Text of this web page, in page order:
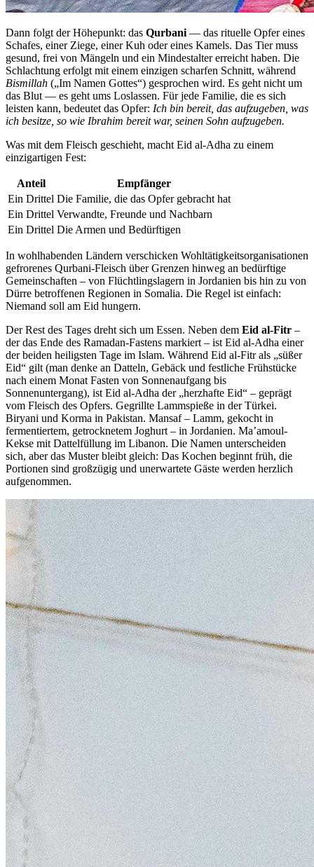
Dann folgt der Höhepunkt: das Qurbani — das rituelle Opfer eines
Schafes, einer Ziege, einer Kuh oder eines Kamels. Das Tier muss
gesund, frei von Mängeln und ein Mindestalter erreicht haben. Die
Schlachtung erfolgt mit einem einzigen scharfen Schnitt, während
Bismillah („Im Namen Gottes“) gesprochen wird. Es geht nicht um
das Blut — es geht ums Loslassen. Für jede Familie, die es sich
leisten kann, bedeutet das Opfer: Ich bin bereit, das aufzugeben, was
ich besitze, so wie Ibrahim bereit war, seinen Sohn aufzugeben.
Was mit dem Fleisch geschieht, macht Eid al-Adha zu einem
einzigartigen Fest:
Anteil
Empfänger
Ein Drittel Die Familie, die das Opfer gebracht hat
Ein Drittel Verwandte, Freunde und Nachbarn
Ein Drittel Die Armen und Bedürftigen
In wohlhabenden Ländern verschicken Wohltätigkeitsorganisationen
gefrorenes Qurbani-Fleisch über Grenzen hinweg an bedürftige
Gemeinschaften – von Flüchtlingslagern in Jordanien bis hin zu von
Dürre betroffenen Regionen in Somalia. Die Regel ist einfach:
Niemand soll am Eid hungern.
Der Rest des Tages dreht sich um Essen. Neben dem Eid al-Fitr –
der das Ende des Ramadan-Fastens markiert – ist Eid al-Adha einer
der beiden heiligsten Tage im Islam. Während Eid al-Fitr als „süßer
Eid“ gilt (man denke an Datteln, Gebäck und festliche Frühstücke
nach einem Monat Fasten von Sonnenaufgang bis
Sonnenuntergang), ist Eid al-Adha der „herzhafte Eid“ – geprägt
vom Fleisch des Opfers. Gegrillte Lammspieße in der Türkei.
Biryani und Korma in Pakistan. Mansaf – Lamm, gekocht in
fermentiertem, getrocknetem Joghurt – in Jordanien. Ma’amoul-
Kekse mit Dattelfüllung im Libanon. Die Namen unterscheiden
sich, aber das Muster bleibt gleich: Das Kochen beginnt früh, die
Portionen sind großzügig und unerwartete Gäste werden herzlich
aufgenommen.